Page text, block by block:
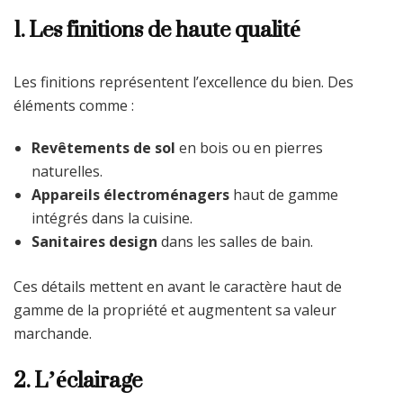
1. Les finitions de haute qualité
Les finitions représentent l’excellence du bien. Des
éléments comme :
Revêtements de sol en bois ou en pierres
naturelles.
Appareils électroménagers haut de gamme
intégrés dans la cuisine.
Sanitaires design dans les salles de bain.
Ces détails mettent en avant le caractère haut de
gamme de la propriété et augmentent sa valeur
marchande.
2. L’éclairage